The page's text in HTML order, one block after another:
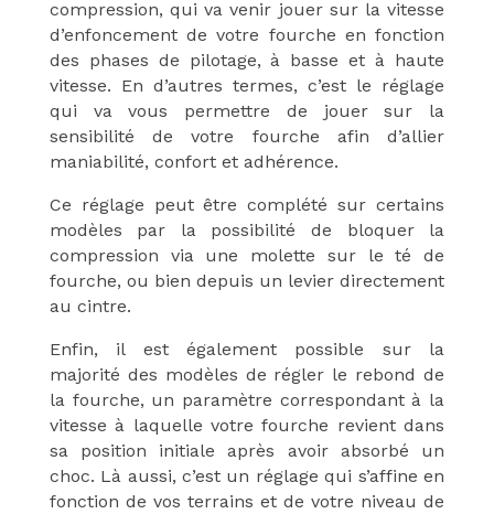
compression, qui va venir jouer sur la vitesse
d’enfoncement de votre fourche en fonction
des phases de pilotage, à basse et à haute
vitesse. En d’autres termes, c’est le réglage
qui va vous permettre de jouer sur la
sensibilité de votre fourche afin d’allier
maniabilité, confort et adhérence.
Ce réglage peut être complété sur certains
modèles par la possibilité de bloquer la
compression via une molette sur le té de
fourche, ou bien depuis un levier directement
au cintre.
Enfin, il est également possible sur la
majorité des modèles de régler le rebond de
la fourche, un paramètre correspondant à la
vitesse à laquelle votre fourche revient dans
sa position initiale après avoir absorbé un
choc. Là aussi, c’est un réglage qui s’affine en
fonction de vos terrains et de votre niveau de